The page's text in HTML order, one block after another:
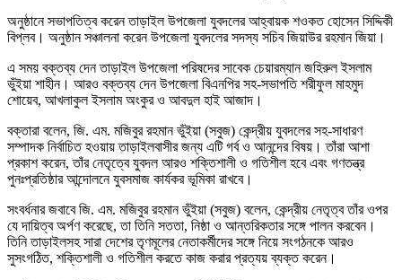
অনুষ্ঠানে সভাপতিত্ব করেন তাড়াইল উপজেলা যুবদলের আহ্বায়ক শওকত হোসেন সিদ্দিকী
বিপ্লব। অনুষ্ঠান সঞ্চালনা করেন উপজেলা যুবদলের সদস্য সচিব জিয়াউর রহমান জিয়া।
এ সময় বক্তব্য দেন তাড়াইল উপজেলা পরিষদের সাবেক চেয়ারম্যান জহিরুল ইসলাম
ভুঁইয়া শাহীন। আরও বক্তব্য দেন উপজেলা বিএনপির সহ-সভাপতি শরীফুল মাহমুদ
শোয়েব, আখলাকুল ইসলাম অংকুর ও আবদুল হাই আজাদ।
বক্তারা বলেন, জি. এম. মজিবুর রহমান ভুঁইয়া (সবুজ) কেন্দ্রীয় যুবদলের সহ-সাধারণ
সম্পাদক নির্বাচিত হওয়ায় তাড়াইলবাসীর জন্য এটি গর্ব ও আনন্দের বিষয়। তাঁরা আশা
প্রকাশ করেন, তাঁর নেতৃত্বে যুবদল আরও শক্তিশালী ও গতিশীল হবে এবং গণতন্ত্র
পুনঃপ্রতিষ্ঠার আন্দোলনে যুবসমাজ কার্যকর ভূমিকা রাখবে।
সংবর্ধনার জবাবে জি. এম. মজিবুর রহমান ভুঁইয়া (সবুজ) বলেন, কেন্দ্রীয় নেতৃত্ব তাঁর ওপর
যে দায়িত্ব অর্পণ করেছে, তা তিনি সততা, নিষ্ঠা ও আন্তরিকতার সঙ্গে পালন করবেন।
তিনি তাড়াইলসহ সারা দেশের তৃণমূলের নেতাকর্মীদের সঙ্গে নিয়ে সংগঠনকে আরও
সুসংগঠিত, শক্তিশালী ও গতিশীল করতে কাজ করার প্রত্যয় ব্যক্ত করেন।